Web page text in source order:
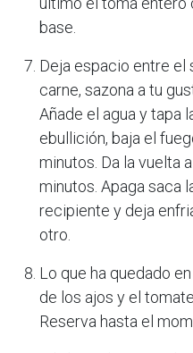
base.
Deja espacio entre el
carne, sazona a tu
Añade el agua y tapa
ebullición, baja el
minutos. Da la vuelta
minutos. Apaga saca
recipiente y deja
otro.
Lo que ha quedado
de los ajos y el
Reserva hasta el